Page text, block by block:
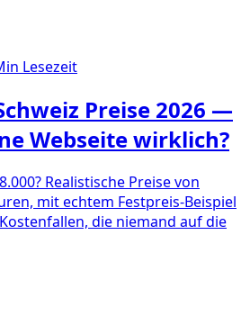
Lesezeit
Preise 2026 —
Webseite wirklich?
Realistische Preise von
mit echtem Festpreis-Beispiel
die niemand auf die